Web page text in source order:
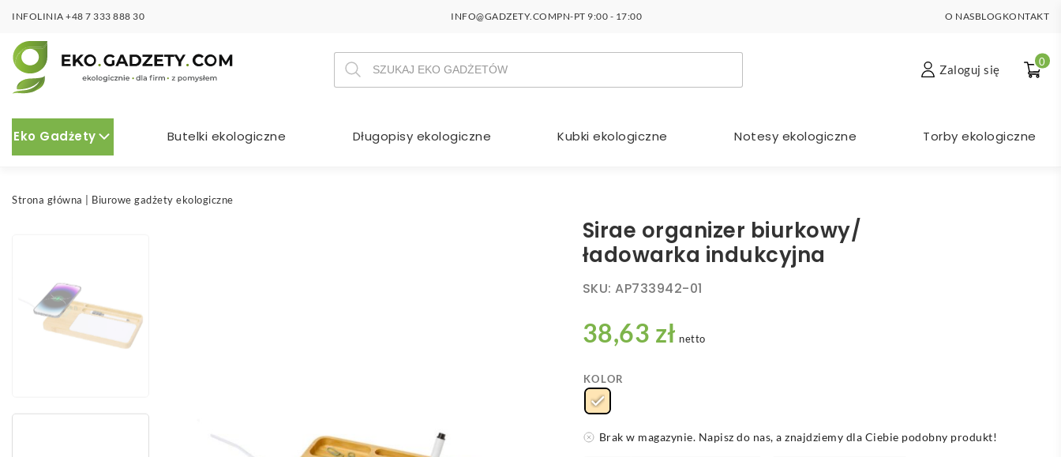
INFOLINIA +48 7 333 888 30 INFO@GADZETY.COMPN-PT 9:00 - 17:00 O NASBLOG KONTAKT
Wyszukiwarka
produktów
Zaloguj się
0
Eko Gadżety Butelki ekologiczne Długopisy ekologiczne Kubki ekologiczne Notesy ekologiczne Torby ekologiczne
Strona główna Biurowe gadżety ekologiczne
Sirae organizer biurkowy/
ładowarka indukcyjna
SKU:AP733942-01
38,63 zł netto
KOLOR
Brak w magazynie. Napisz do nas, a znajdziemy dla Ciebie podobny produkt!